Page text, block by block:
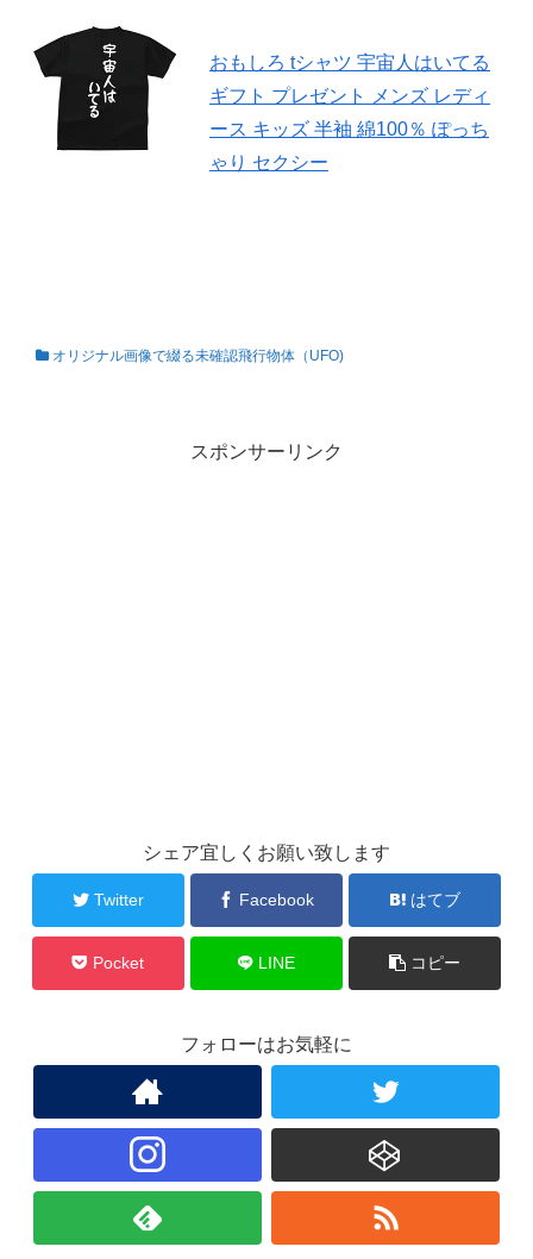
おもしろ tシャツ 宇宙人はいてる
ギフト プレゼント メンズ レディ
ース キッズ 半袖 綿100％ ぽっち
ゃり セクシー
オリジナル画像で綴る未確認飛行物体（UFO)
スポンサーリンク
シェア宜しくお願い致します
Twitter Facebook はてブ
Pocket LINE コピー
フォローはお気軽に